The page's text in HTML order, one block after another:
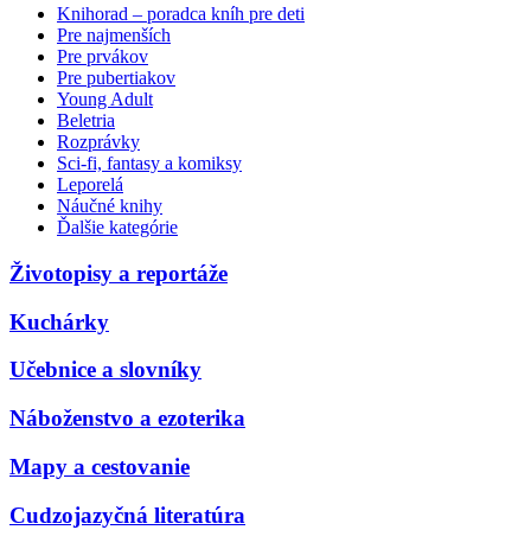
Knihorad – poradca kníh pre deti
Pre najmenších
Pre prvákov
Pre pubertiakov
Young Adult
Beletria
Rozprávky
Sci-fi, fantasy a komiksy
Leporelá
Náučné knihy
Ďalšie kategórie
Životopisy a reportáže
Kuchárky
Učebnice a slovníky
Náboženstvo a ezoterika
Mapy a cestovanie
Cudzojazyčná literatúra